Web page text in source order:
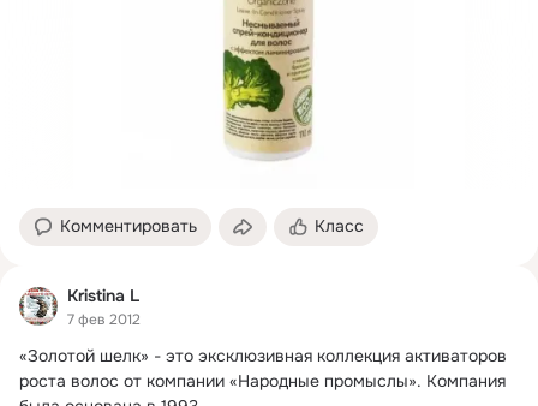
Комментировать Класс
Kristina L
7 фев 2012
«Золотой шелк» - это эксклюзивная коллекция активаторов
роста волос от компании «Народные промыслы». Компания